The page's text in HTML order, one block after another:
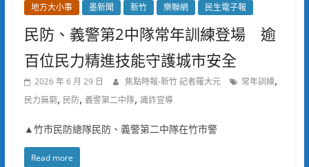
地方大小事 墨新聞 新竹 樂聯網 民生電子報
民防、義警第2中隊常年訓練登場 逾
百位民力精進技能守護城市安全
2026 年 6 月 29 日 焦點時報-新竹 記者羅大元 常年訓練,
民力無窮, 民防, 義警第二中隊, 識詐宣導
▲竹市民防總隊民防、義警第二中隊在竹市警
Read more